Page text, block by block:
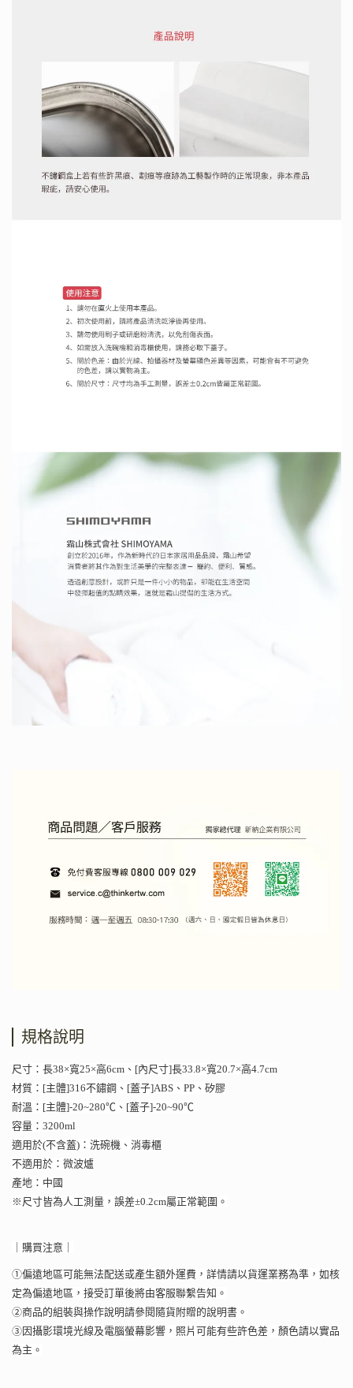
規格說明
尺寸：長38×寬25×高6cm、[內尺寸]長33.8×寬20.7×高4.7cm
材質：[主體]316不鏽鋼、[蓋子]ABS、PP、矽膠
耐溫：[主體]-20~280℃、[蓋子]-20~90℃
容量：3200ml
適用於(不含蓋)：洗碗機、消毒櫃
不適用於：微波爐
產地：中國
※尺寸皆為人工測量，誤差±0.2cm屬正常範圍。
｜購買注意｜
①偏遠地區可能無法配送或產生額外運費，詳情請以貨運業務為準，如核
定為偏遠地區，接受訂單後將由客服聯繫告知。
②商品的組裝與操作說明請參閱隨貨附贈的說明書。
③因攝影環境光線及電腦螢幕影響，照片可能有些許色差，顏色請以實品
為主。